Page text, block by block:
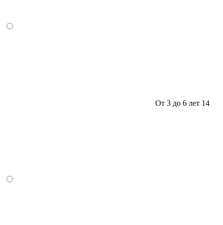
От 3 до 6 лет 14